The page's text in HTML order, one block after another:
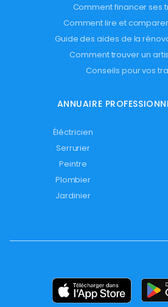
Comment financer ses
Comment lire et
Guide des aides de la
Comment trouver un
Conseils pour vos
ANNUAIRE
Éléctricien
Serrurier
Peintre
Plombier
Jardinier